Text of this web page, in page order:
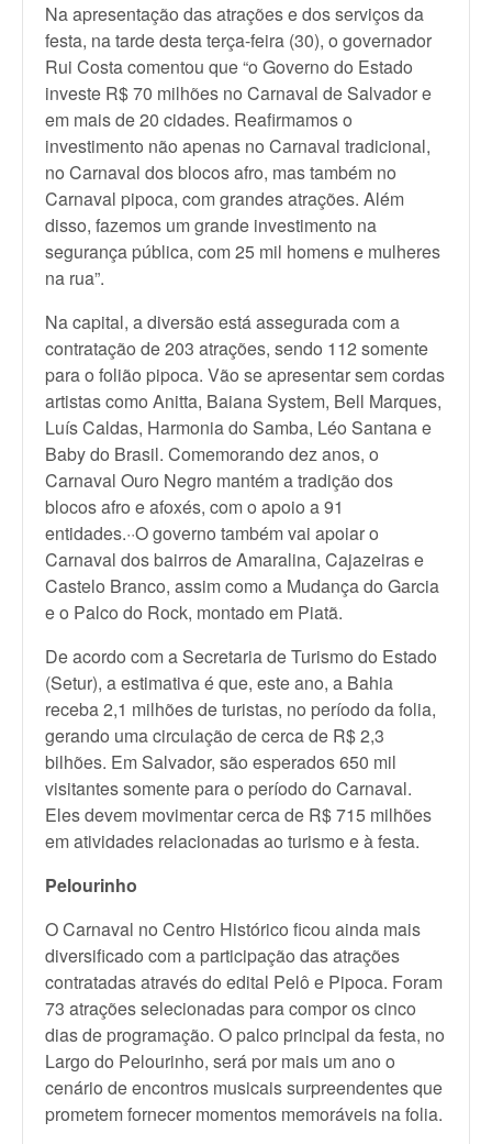
Na apresentação das atrações e dos serviços da
festa, na tarde desta terça-feira (30), o governador
Rui Costa comentou que “o Governo do Estado
investe R$ 70 milhões no Carnaval de Salvador e
em mais de 20 cidades. Reafirmamos o
investimento não apenas no Carnaval tradicional,
no Carnaval dos blocos afro, mas também no
Carnaval pipoca, com grandes atrações. Além
disso, fazemos um grande investimento na
segurança pública, com 25 mil homens e mulheres
na rua”.
Na capital, a diversão está assegurada com a
contratação de 203 atrações, sendo 112 somente
para o folião pipoca. Vão se apresentar sem cordas
artistas como Anitta, Baiana System, Bell Marques,
Luís Caldas, Harmonia do Samba, Léo Santana e
Baby do Brasil. Comemorando dez anos, o
Carnaval Ouro Negro mantém a tradição dos
blocos afro e afoxés, com o apoio a 91
entidades.··O governo também vai apoiar o
Carnaval dos bairros de Amaralina, Cajazeiras e
Castelo Branco, assim como a Mudança do Garcia
e o Palco do Rock, montado em Piatã.
De acordo com a Secretaria de Turismo do Estado
(Setur), a estimativa é que, este ano, a Bahia
receba 2,1 milhões de turistas, no período da folia,
gerando uma circulação de cerca de R$ 2,3
bilhões. Em Salvador, são esperados 650 mil
visitantes somente para o período do Carnaval.
Eles devem movimentar cerca de R$ 715 milhões
em atividades relacionadas ao turismo e à festa.
Pelourinho
O Carnaval no Centro Histórico ficou ainda mais
diversificado com a participação das atrações
contratadas através do edital Pelô e Pipoca. Foram
73 atrações selecionadas para compor os cinco
dias de programação. O palco principal da festa, no
Largo do Pelourinho, será por mais um ano o
cenário de encontros musicais surpreendentes que
prometem fornecer momentos memoráveis na folia.